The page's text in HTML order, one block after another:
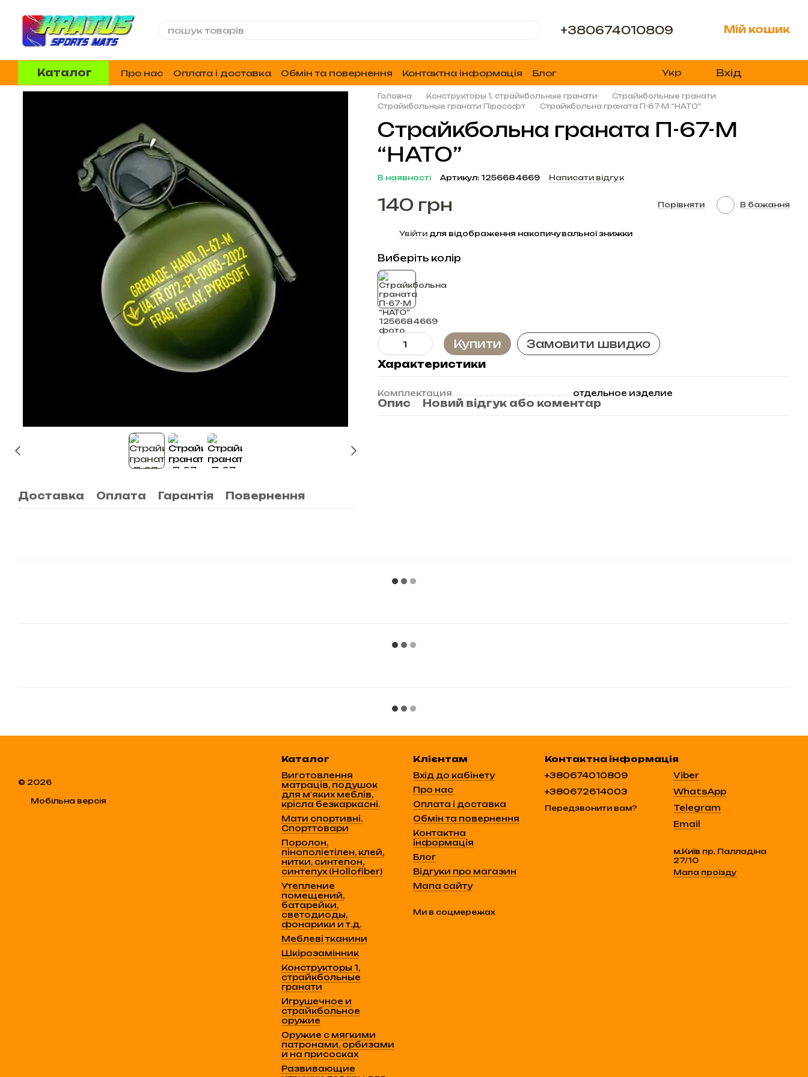
+380674010809 Мій кошик
Каталог Про нас Оплата і доставка Обмін та повернення Контактна інформація
Блог
Відгуки про магазин
Укр Вхід
Доставка Оплата Гарантія Повернення
Головна Конструкторы 1, страйкбольные гранати
Страйкбольные гранати
Страйкбольные гранати Пірософт
Страйкбольна граната П-67-М “НАТО”
Страйкбольна граната П-67-М
“НАТО”
В наявності Артикул: 1256684669 Написати відгук
140 грн Порівняти В бажання
Увійтидля відображення накопичувальної знижки
Виберіть колір
Купити Замовити швидко
Характеристики
Комплектация отдельное изделие
Опис Новий відгук або коментар
© 2026
Мобільна версія
Каталог
Виготовлення
матраців, подушок
для м'яких меблів,
крісла безкаркасні.
Мати спортивні.
Спорттовари
Поролон,
пінополіетілен, клей,
нитки, синтепон,
синтепух (Hollofiber)
Утепление
помещений,
батарейки,
светодиоды,
фонарики и т.д.
Меблеві тканини
Шкірозамінник
Конструкторы 1,
страйкбольные
гранати
Игрушечное и
страйкбольное
оружие
Оружие с мягкими
патронами, орбизами
и на присосках
Развивающие
Клієнтам
Вхід до кабінету
Про нас
Оплата і доставка
Обмін та повернення
Контактна
інформація
Блог
Відгуки про магазин
Мапа сайту
Ми в соцмережах
Контактна інформація
+380674010809
+380672614003
Передзвонити вам?
Viber
WhatsApp
Telegram
Email
м.Київ пр. Палладіна
27/10
Мапа проїзду